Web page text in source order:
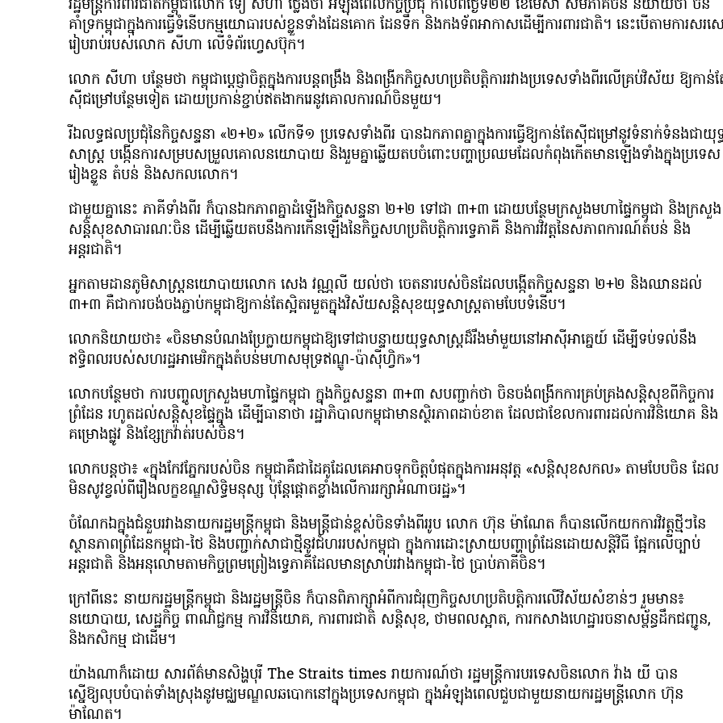
រដ្ឋមន្រ្តីការពារជាតិកម្ពុជាលោក ទៀ សីហា ថ្លែងថា អំឡុងពេលកិច្ចប្រជុំ កាលពីថ្ងៃទី២២ ខែមេសា សមភាគីចិន និយាយថា ចិន
គាំទ្រកម្ពុជាក្នុងការធ្វើទំនើបកម្មយោធារបស់ខ្លួនទាំងដែនគោក ដែនទឹក និងកងទ័ពអាកាសដើម្បីការពារជាតិ។ នេះបើតាមការសរស
រៀបរាប់របស់លោក សីហា លើទំព័រហ្វេសប៊ុក។
លោក សីហា បន្ថែមថា កម្ពុជាប្ដេជ្ញាចិត្តក្នុងការបន្តពង្រឹង និងពង្រីកកិច្ចសហប្រតិបត្តិការរវាងប្រទេសទាំងពីរលើគ្រប់វិស័យ ឱ្យកាន់
ស៊ីជម្រៅបន្ថែមទៀត ដោយប្រកាន់ខ្ជាប់ឥតងាករេនូវគោលការណ៍ចិនមួយ។
រីឯលទ្ធផលប្រជុំនៃកិច្ចសន្ទនា «២+២» លើកទី១ ប្រទេសទាំងពីរ បានឯកភាពគ្នាក្នុងការធ្វើឱ្យកាន់តែស៊ីជម្រៅនូវទំនាក់ទំនងជាយុទ្
សាស្រ្ត បង្កើនការសម្របសម្រួលគោលនយោបាយ និងរួមគ្នាឆ្លើយតបចំពោះបញ្ហាប្រឈមដែលកំពុងកើតមានឡើងទាំងក្នុងប្រទេស
រៀងខ្លួន តំបន់ និងសកលលោក។
ជាមួយគ្នានេះ ភាគីទាំងពីរ ក៏បានឯកភាពគ្នាដំឡើងកិច្ចសន្ទនា ២+២ ទៅជា ៣+៣ ដោយបន្ថែមក្រសួងមហាផ្ទៃកម្ពុជា និងក្រសួង
សន្តិសុខសាធារណៈចិន ដើម្បីឆ្លើយតបនឹងការកើនឡើងនៃកិច្ចសហប្រតិបត្តិការទ្វេភាគី និងការវិវត្តនៃសភាពការណ៍តំបន់ និង
អន្តរជាតិ។
អ្នកតាមដានភូមិសាស្ត្រនយោបាយលោក សេង វណ្ណលី យល់ថា ចេតនារបស់ចិនដែលបង្កើតកិច្ចសន្ទនា ២+២ និងឈានដល់
៣+៣ គឺជាការចង់ចងភ្ជាប់កម្ពុជាឱ្យកាន់តែស្អិតរមួតក្នុងវិស័យសន្តិសុខយុទ្ធសាស្ត្រតាមបែបទំនើប។
លោកនិយាយថា៖ «ចិនមានបំណងប្រែក្លាយកម្ពុជាឱ្យទៅជាបន្ទាយយុទ្ធសាស្ត្រដ៏រឹងមាំមួយនៅអាស៊ីអាគ្នេយ៍ ដើម្បីទប់ទល់នឹង
ឥទ្ធិពលរបស់សហរដ្ឋអាមេរិកក្នុងតំបន់មហាសមុទ្រឥណ្ឌូ-ប៉ាស៊ីហ្វិក»។
លោកបន្ថែមថា ការបញ្ចូលក្រសួងមហាផ្ទៃកម្ពុជា ក្នុងកិច្ចសន្ទនា ៣+៣ សបញ្ជាក់ថា ចិនចង់ពង្រីកការគ្រប់គ្រងសន្តិសុខពីកិច្ចការ
ព្រំដែន រហូតដល់សន្តិសុខផ្ទៃក្នុង ដើម្បីធានាថា រដ្ឋាភិបាលកម្ពុជាមានស្ថិរភាពដាច់ខាត ដែលជាខែលការពារដល់ការវិនិយោគ និង
គម្រោងផ្លូវ និងខ្សែក្រវ៉ាត់របស់ចិន។
លោកបន្តថា៖ «ក្នុងកែវភ្នែករបស់ចិន កម្ពុជាគឺជាដៃគូដែលគេអាចទុកចិត្តបំផុតក្នុងការអនុវត្ត «សន្តិសុខសកល» តាមបែបចិន ដែល
មិនសូវខ្វល់ពីរឿងលក្ខខណ្ឌសិទ្ធិមនុស្ស ប៉ុន្តែផ្តោតខ្លាំងលើការរក្សាអំណាចរដ្ឋ»។
ចំណែកឯក្នុងជំនួបរវាងនាយករដ្ឋមន្រ្តីកម្ពុជា និងមន្រ្តីជាន់ខ្ពស់ចិនទាំងពីររូប លោក ហ៊ុន ម៉ាណែត ក៏បានលើកយកការវិវត្តថ្មីៗនៃ
ស្ថានភាពព្រំដែនកម្ពុជា-ថៃ និងបញ្ជាក់សាជាថ្មីនូវជំហររបស់កម្ពុជា ក្នុងការដោះស្រាយបញ្ហាព្រំដែនដោយសន្តិវិធី ផ្អែកលើច្បាប់
អន្តរជាតិ និងអនុលោមតាមកិច្ចព្រមព្រៀងទ្វេភាគីដែលមានស្រាប់រវាងកម្ពុជា-ថៃ ប្រាប់ភាគីចិន។
ក្រៅពីនេះ នាយករដ្ឋមន្រ្តីកម្ពុជា និងរដ្ឋមន្រ្តីចិន ក៏បានពិភាក្សាអំពីការជំរុញកិច្ចសហប្រតិបត្តិការលើវិស័យសំខាន់ៗ រួមមាន៖
នយោបាយ, សេដ្ឋកិច្ច ពាណិជ្ជកម្ម ការវិនិយោគ, ការពារជាតិ សន្តិសុខ, ថាមពលស្អាត, ការកសាងហេដ្ឋារចនាសម្ព័ន្ធដឹកជញ្ជូន,
និងកសិកម្ម ជាដើម។
យ៉ាងណាក៏ដោយ សារព័ត៌មានសិង្ហបុរី The Straits times រាយការណ៍ថា រដ្ឋមន្រ្តីការបរទេសចិនលោក វ៉ាង យី បាន
ស្នើឱ្យលុបបំបាត់ទាំងស្រុងនូវមជ្ឈមណ្ឌលឆបោកនៅក្នុងប្រទេសកម្ពុជា ក្នុងអំឡុងពេលជួបជាមួយនាយករដ្ឋមន្ត្រីលោក ហ៊ុន
ម៉ាណែត។